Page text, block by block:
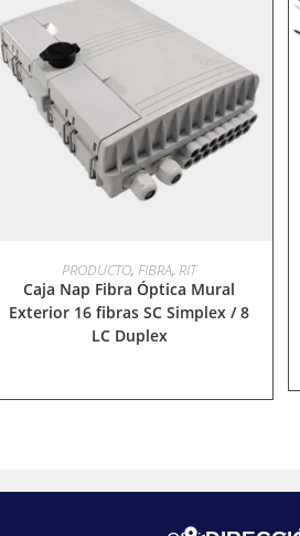
LEER MÁS
PRODUCTO,FIBRA,RIT
Caja Nap Fibra Óptica Mural
Exterior 16 fibras SC Simplex / 8
LC Duplex